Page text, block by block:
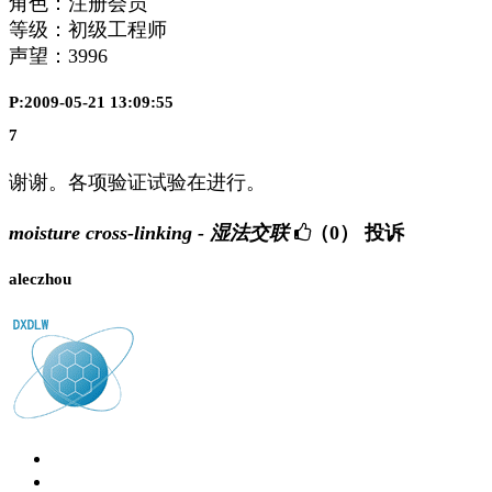
等级：初级工程师
声望： 3996
P:2009-05-21 13:09:55
7
谢谢。各项验证试验在进行。
moisture cross-linking - 湿法交联 （0） 投诉
aleczhou